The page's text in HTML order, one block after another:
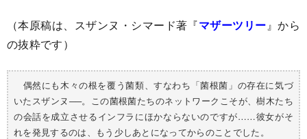
（本原稿は、スザンヌ・シマード著『マザーツリー』から
の抜粋です）
偶然にも木々の根を覆う菌類、すなわち「菌根菌」の存在に気づ
いたスザンヌ──。この菌根菌たちのネットワークこそが、樹木たち
の会話を成立させるインフラにほかならないのですが……彼女がそ
れを発見するのは、もう少しあとになってからのことでした。